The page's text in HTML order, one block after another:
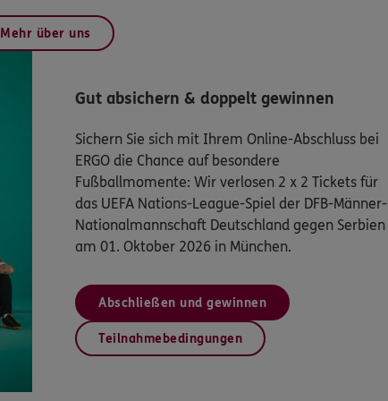
Mehr über uns
Gut absichern & doppelt gewinnen
Sichern Sie sich mit Ihrem Online-Abschluss bei
ERGO die Chance auf besondere
Fußballmomente: Wir verlosen 2 x 2 Tickets für
das UEFA Nations-League-Spiel der DFB-Männer-
Nationalmannschaft Deutschland gegen Serbien
am 01. Oktober 2026 in München.
Abschließen und gewinnen
Teilnahmebedingungen